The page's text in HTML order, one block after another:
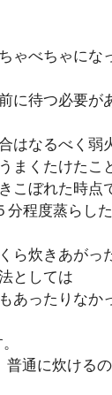
べちゃにな
待つ必要があ
なるべく弱
くたけたこ
ぼれた時点
度蒸らし
ら炊きあが
としては
あったりな
通に炊ける